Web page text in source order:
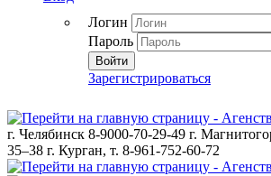
Логин
Пароль
Войти
Зарегистрироваться
г. Челябинск 8-9000-70-29-49 г.
35–38 г. Курган, т. 8-961-752-60-72